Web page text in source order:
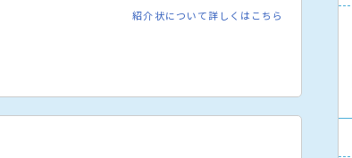
紹介状について詳しくはこちら